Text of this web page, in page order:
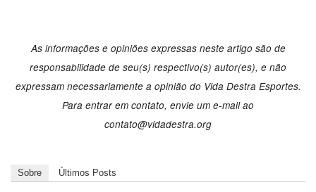
As informações e opiniões expressas neste artigo são de
responsabilidade de seu(s) respectivo(s) autor(es), e não
expressam necessariamente a opinião do Vida Destra Esportes.
Para entrar em contato, envie um e-mail ao
contato@vidadestra.org
Sobre Últimos Posts